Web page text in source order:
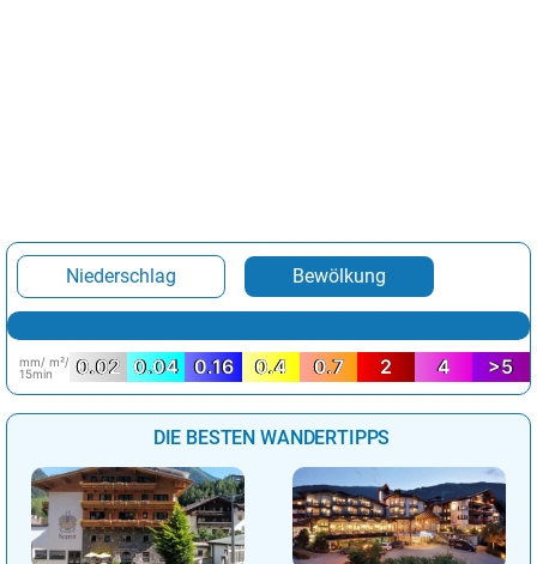
Niederschlag Bewölkung
mm/ m²/
15min
0.02 0.04 0.16 0.4 0.7 2 4 >5
DIE BESTEN WANDERTIPPS